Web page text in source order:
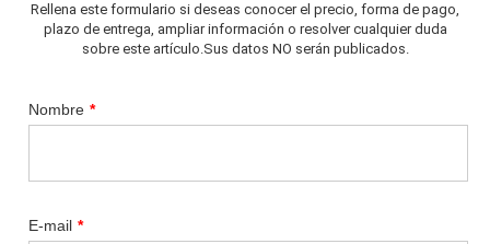
Rellena este formulario si deseas conocer el precio, forma de pago,
plazo de entrega, ampliar información o resolver cualquier duda
sobre este artículo.Sus datos NO serán publicados.
Nombre *
E-mail *